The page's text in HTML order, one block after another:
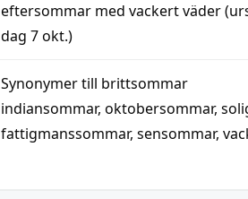
eftersommar med vackertväder(
dag 7 okt.)
Synonymer till brittsommar
indiansommar, oktobersommar,
fattigmanssommar, sensommar,